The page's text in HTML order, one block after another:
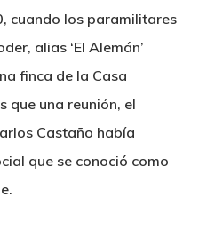
cuando los paramilitares
alias ‘El Alemán’
finca de la Casa
que una reunión, el
Castaño había
que se conoció como